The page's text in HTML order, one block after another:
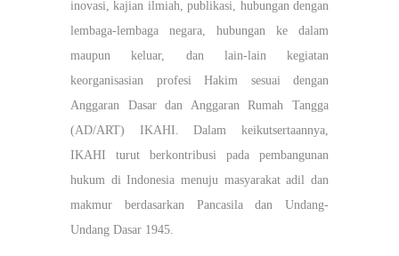
inovasi, kajian ilmiah, publikasi, hubungan dengan
lembaga-lembaga negara, hubungan ke dalam
maupun keluar, dan lain-lain kegiatan
keorganisasian profesi Hakim sesuai dengan
Anggaran Dasar dan Anggaran Rumah Tangga
(AD/ART) IKAHI. Dalam keikutsertaannya,
IKAHI turut berkontribusi pada pembangunan
hukum di Indonesia menuju masyarakat adil dan
makmur berdasarkan Pancasila dan Undang-
Undang Dasar 1945.